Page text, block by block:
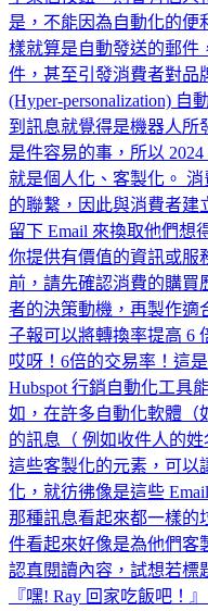
是，不能因為自動化的便
樣就算是自動發送的郵件
件，甚至引發消費者對品
(Hyper-personalization)
到訊息就覺得是機器人所
是件容易的事，所以
就是個人化、客製化。
的聯繫，因此與消費者建
留下 Email 來換取他們想
你提供有價值的資訊或服
前，請先確認消費的購買
者的決策動機，再製作適
子報可以將轉換率提高 6
哎呀！6倍的交易率！這
Hubspot 行銷自動化工具
如，在許多自動化軟體（
的訊息（ 例如收件人的
這些客製化的元素，可以
化，就彷彿像是這些
那種訊息看起來都一樣的
件看起來好像是為他們客
認真閱讀內容，試想若標
『嘿! Ray 回家吃飯吧！